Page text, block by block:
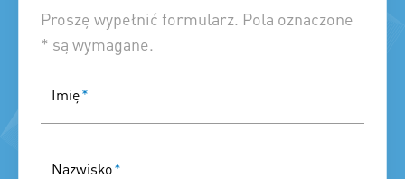
Proszę wypełnić formularz. Pola oznaczone
* są wymagane.
Imię*
Nazwisko*